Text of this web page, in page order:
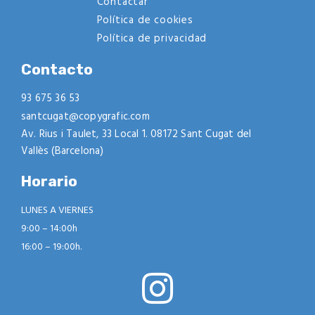
Política de cookies
Política de privacidad
Contacto
93 675 36 53
santcugat@copygrafic.com
Av. Rius i Taulet, 33 Local 1. 08172 Sant Cugat del
Vallès (Barcelona)
Horario
LUNES A VIERNES
9:00 – 14:00h
16:00 – 19:00h.